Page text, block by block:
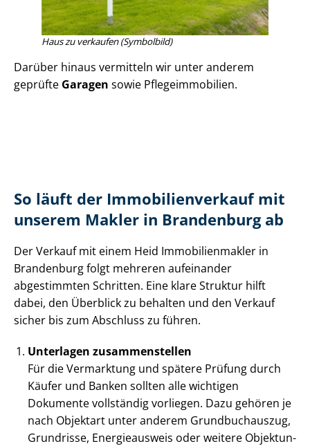
Haus zu verkaufen (Symbolbild)
Darüber hinaus vermitteln wir unter anderem
geprüfte Garagen sowie Pfle­ge­im­mo­bi­li­en.
So läuft der Im­mo­bi­li­en­ver­kauf mit
unserem Makler in Brandenburg ab
Der Verkauf mit einem Heid Im­mo­bi­li­en­mak­ler in
Brandenburg folgt mehreren aufeinander
abgestimmten Schritten. Eine klare Struktur hilft
dabei, den Überblick zu behalten und den Verkauf
sicher bis zum Abschluss zu führen.
Unterlagen zusammenstellen
Für die Vermarktung und spätere Prüfung durch
Käufer und Banken sollten alle wichtigen
Dokumente vollständig vorliegen. Dazu gehören je
nach Objektart unter anderem Grundbuchauszug,
Grundrisse, Energieausweis oder weitere Ob­jekt­un­